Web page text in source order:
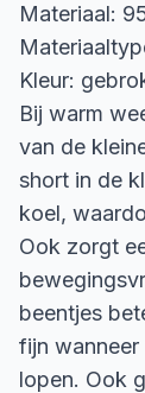
Materiaal:
Kleur:
Bij warm
van de
short in de
koel,
Ook zorgt
beentjes
fijn
lopen. Ook